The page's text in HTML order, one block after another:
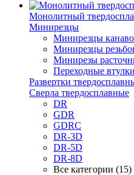
Монолитный
Минирезцы
Минирезцы
Минирезцы
Минирезы
Переходные втулки
Развертки
Сверла твердосплавные
DR
GDR
GDRC
DR-3D
DR-5D
DR-8D
Все категории (15)